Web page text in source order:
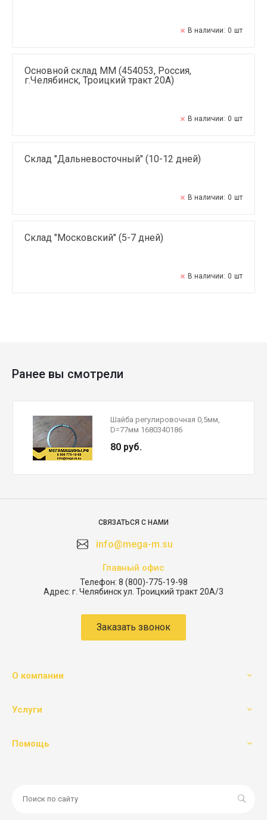
В наличии: 0 шт
Основной склад ММ (454053, Россия,
г.Челябинск, Троицкий тракт 20А)
В наличии: 0 шт
Склад "Дальневосточный" (10-12 дней)
В наличии: 0 шт
Склад "Московский" (5-7 дней)
В наличии: 0 шт
Ранее вы смотрели
Шайба регулировочная 0,5мм,
D=77мм 1680340186
80 руб.
СВЯЗАТЬСЯ С НАМИ
info@mega-m.su
Главный офис
Телефон: 8 (800)-775-19-98
Адрес: г. Челябинск ул. Троицкий тракт 20А/3
Заказать звонок
О компании
Услуги
Помощь